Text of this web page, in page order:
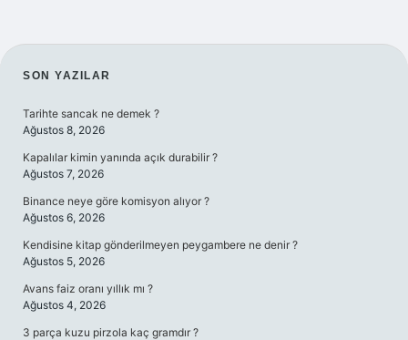
SIDEBAR
SON YAZILAR
Tarihte sancak ne demek ?
Ağustos 8, 2026
Kapalılar kimin yanında açık durabilir ?
Ağustos 7, 2026
Binance neye göre komisyon alıyor ?
Ağustos 6, 2026
Kendisine kitap gönderilmeyen peygambere ne denir ?
Ağustos 5, 2026
Avans faiz oranı yıllık mı ?
Ağustos 4, 2026
3 parça kuzu pirzola kaç gramdır ?